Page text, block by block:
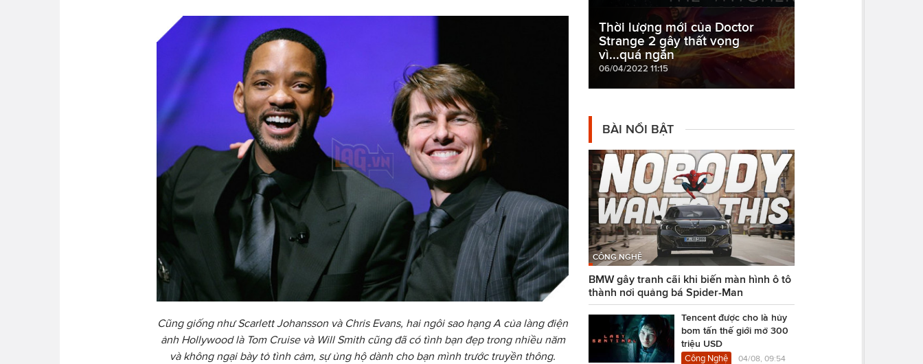
Cũng giống nhưScarlett Johansson và Chris Evans, hai ngôi sao hạng A của làng điện
ảnh Hollywood là Tom Cruise và Will Smith cũng đã có tình bạn đẹp trong nhiều năm
và không ngại bày tỏ tình cảm, sự ủng hộ dành cho bạn mình trước truyền thông.
Thời lượng mới của Doctor
Strange 2 gây thất vọng
vì...quá ngắn
06/04/2022 11:15
BÀI NỔI BẬT
CÔNG NGHỆ
BMW gây tranh cãi khi biến màn hình ô tô
thành nơi quảng bá Spider-Man
Tencent được cho là hủy
bom tấn thế giới mở 300
triệu USD
Công Nghệ 04/08, 09:54